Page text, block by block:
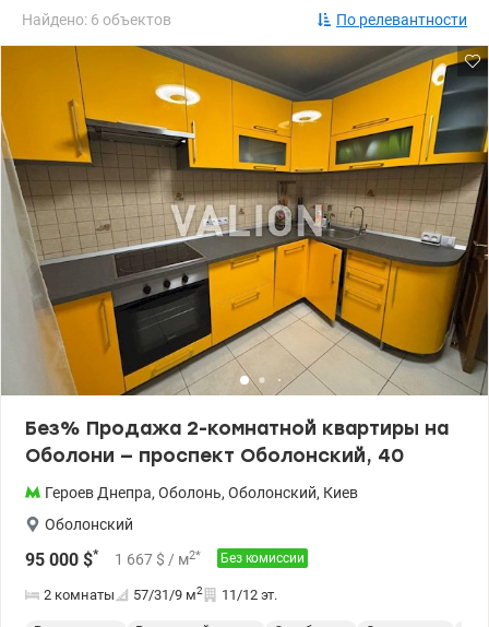
Найдено: 6 объектов По релевантности
Без% Продажа 2-комнатной квартиры на
Оболони — проспект Оболонский, 40
Героев Днепра, Оболонь, Оболонский, Киев
Оболонский
95 000 $* 1 667 $ / м2* Без комиссии
2 комнаты 57/31/9 м2 11/12 эт.